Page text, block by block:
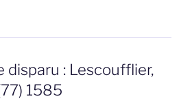
disparu : Lescoufflier,
1585